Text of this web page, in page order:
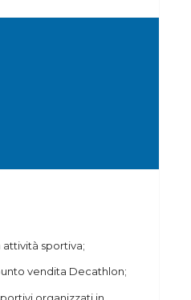
sportiva;
vendita Decathlon;
organizzati in